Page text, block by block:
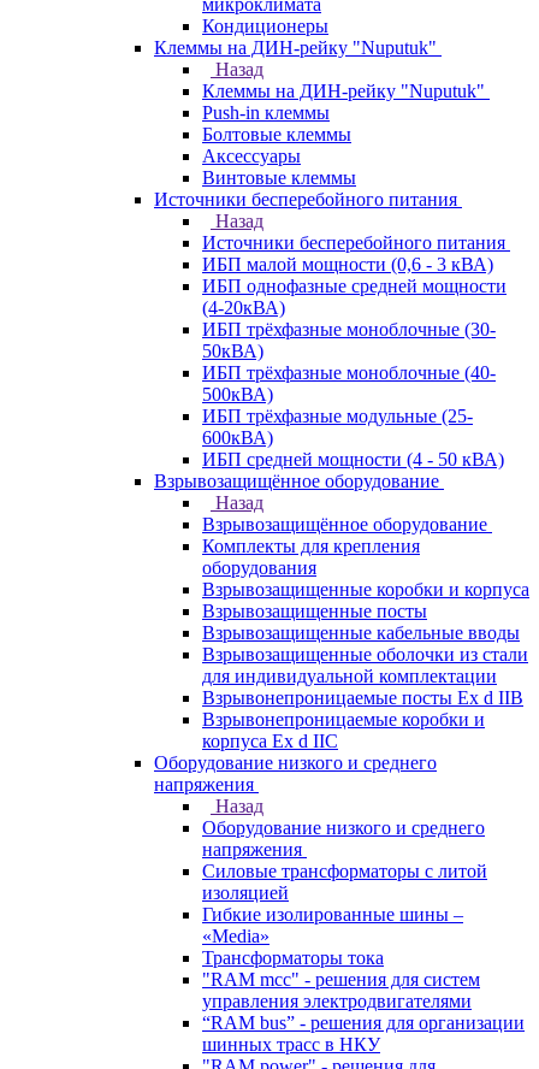
микроклимата
Кондиционеры
Клеммы на ДИН-рейку "Nuputuk"
Назад
Клеммы на ДИН-рейку "Nuputuk"
Push-in клеммы
Болтовые клеммы
Аксессуары
Винтовые клеммы
Источники бесперебойного питания
Назад
Источники бесперебойного питания
ИБП малой мощности (0,6 - 3 кВА)
ИБП однофазные средней мощности
(4-20кВА)
ИБП трёхфазные моноблочные (30-
50кВА)
ИБП трёхфазные моноблочные (40-
500кВА)
ИБП трёхфазные модульные (25-
600кВА)
ИБП средней мощности (4 - 50 кВА)
Взрывозащищённое оборудование
Назад
Взрывозащищённое оборудование
Комплекты для крепления
оборудования
Взрывозащищенные коробки и корпуса
Взрывозащищенные посты
Взрывозащищенные кабельные вводы
Взрывозащищенные оболочки из стали
для индивидуальной комплектации
Взрывонепроницаемые посты Ex d IIB
Взрывонепроницаемые коробки и
корпуса Ex d IIС
Оборудование низкого и среднего
напряжения
Назад
Оборудование низкого и среднего
напряжения
Силовые трансформаторы с литой
изоляцией
Гибкие изолированные шины –
«Media»
Трансформаторы тока
"RAM mcc" - решения для систем
управления электродвигателями
“RAM bus” - решения для организации
шинных трасс в НКУ